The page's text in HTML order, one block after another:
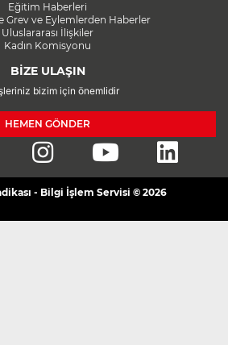
Eğitim Haberleri
Grev ve Eylemlerden Haberler
Uluslararası İlişkiler
Kadın Komisyonu
BİZE ULAŞIN
bizim için önemlidir
HEMEN GÖNDER
- Bilgi İşlem Servisi © 2026